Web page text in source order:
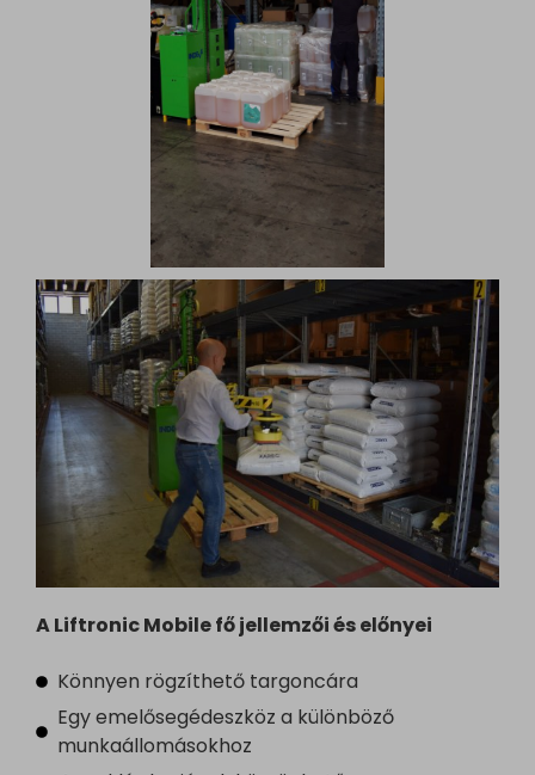
A Liftronic Mobile fő jellemzői és előnyei
Könnyen rögzíthető targoncára
Egy emelősegédeszköz a különböző
munkaállomásokhoz